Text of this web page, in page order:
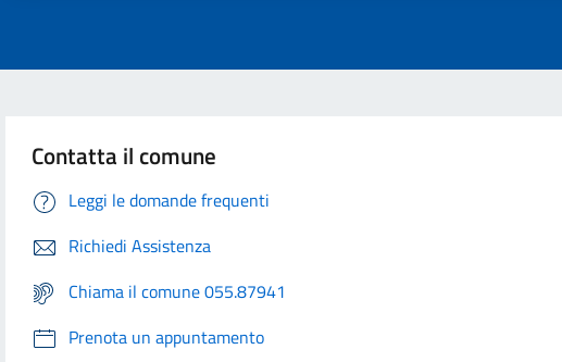
Contatta il comune
Leggi le domande frequenti
Richiedi Assistenza
Chiama il comune 055.87941
Prenota un appuntamento